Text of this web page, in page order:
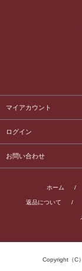
マイアカウント
ログイン
お問い合わせ
ホーム /
返品について /
Copyright（C